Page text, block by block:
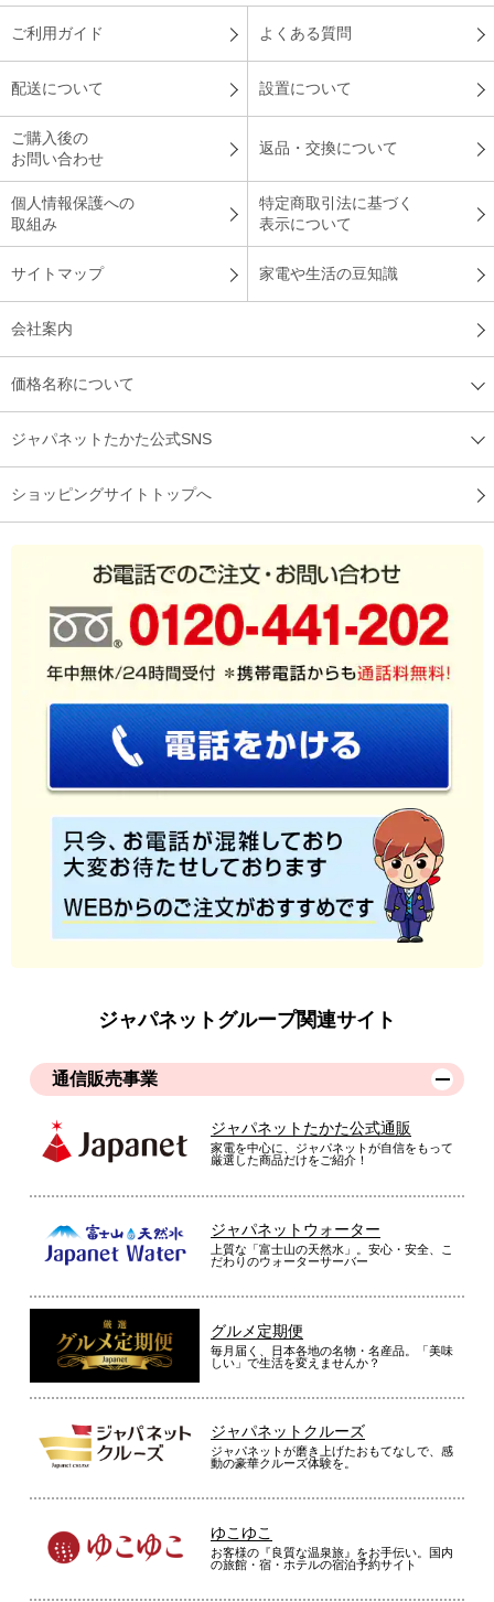
ご利用ガイド よくある質問
配送について 設置について
ご購入後の
お問い合わせ
返品・交換について
個人情報保護への
取組み
特定商取引法に基づく
表示について
サイトマップ 家電や生活の豆知識
会社案内
価格名称について
ジャパネットたかた公式SNS
ショッピングサイトトップへ
ジャパネットグループ関連サイト
通信販売事業
ジャパネットたかた公式通販
家電を中心に、ジャパネットが自信をもって
厳選した商品だけをご紹介！
ジャパネットウォーター
上質な「富士山の天然水」。安心・安全、こ
だわりのウォーターサーバー
グルメ定期便
毎月届く、日本各地の名物・名産品。「美味
しい」で生活を変えませんか？
ジャパネットクルーズ
ジャパネットが磨き上げたおもてなしで、感
動の豪華クルーズ体験を。
ゆこゆこ
お客様の『良質な温泉旅』をお手伝い。国内
の旅館・宿・ホテルの宿泊予約サイト